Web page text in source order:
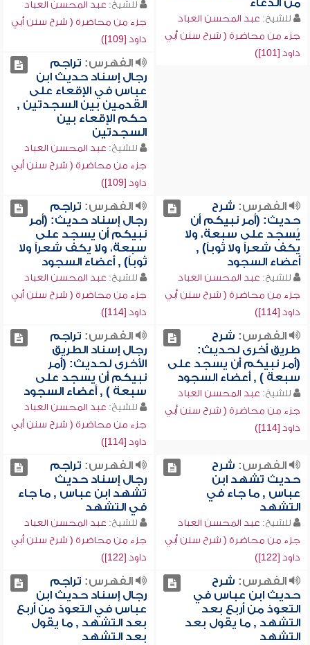
من الدعاء
للشيخ: عبد المحسن العباد
جزء من محاضرة ( شرح سنن أبي
داود [101])
للشيخ: عبد المحسن العباد
جزء من محاضرة ( شرح سنن أبي
داود [109])
الفهرس: تراجم
رجال إسناد حديث ابن
عباس في الإقعاء على
القدمين بين السجدتين ,
حكم الإقعاء بين
السجدتين
للشيخ: عبد المحسن العباد
جزء من محاضرة ( شرح سنن أبي
داود [109])
الفهرس: شرح
حديث: (أمر نبيكم أن
يُسجد على سبعة، ولا
يكف شعراً ولا ثوباً) ,
أعضاء السجود
للشيخ: عبد المحسن العباد
جزء من محاضرة ( شرح سنن أبي
داود [114])
الفهرس: تراجم
رجال إسناد حديث: (أمر
نبيكم أن يسجد على
سبعة، ولا يكف شعراً ولا
ثوباً) , أعضاء السجود
للشيخ: عبد المحسن العباد
جزء من محاضرة ( شرح سنن أبي
داود [114])
الفهرس: شرح
طريق أخرى لحديث:
(أمر نبيكم أن يسجد على
سبعة ) , أعضاء السجود
للشيخ: عبد المحسن العباد
جزء من محاضرة ( شرح سنن أبي
داود [114])
الفهرس: تراجم
رجال إسناد الطريق
الأخرى لحديث: (أمر
نبيكم أن يسجد على
سبعة ) , أعضاء السجود
للشيخ: عبد المحسن العباد
جزء من محاضرة ( شرح سنن أبي
داود [114])
الفهرس: شرح
حديث تشهد ابن
عباس , ما جاء في
التشهد
للشيخ: عبد المحسن العباد
جزء من محاضرة ( شرح سنن أبي
داود [122])
الفهرس: تراجم
رجال إسناد حديث
تشهد ابن عباس , ما جاء
في التشهد
للشيخ: عبد المحسن العباد
جزء من محاضرة ( شرح سنن أبي
داود [122])
الفهرس: شرح
حديث ابن عباس في
التعوذ من أربع بعد
التشهد , ما يقول بعد
التشهد
الفهرس: تراجم
رجال إسناد حديث ابن
عباس في التعوذ من أربع
بعد التشهد , ما يقول
بعد التشهد